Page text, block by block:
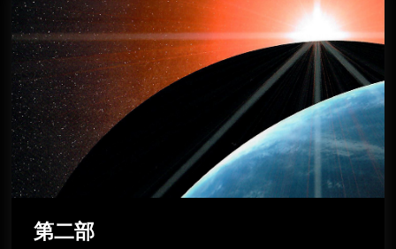
第二部